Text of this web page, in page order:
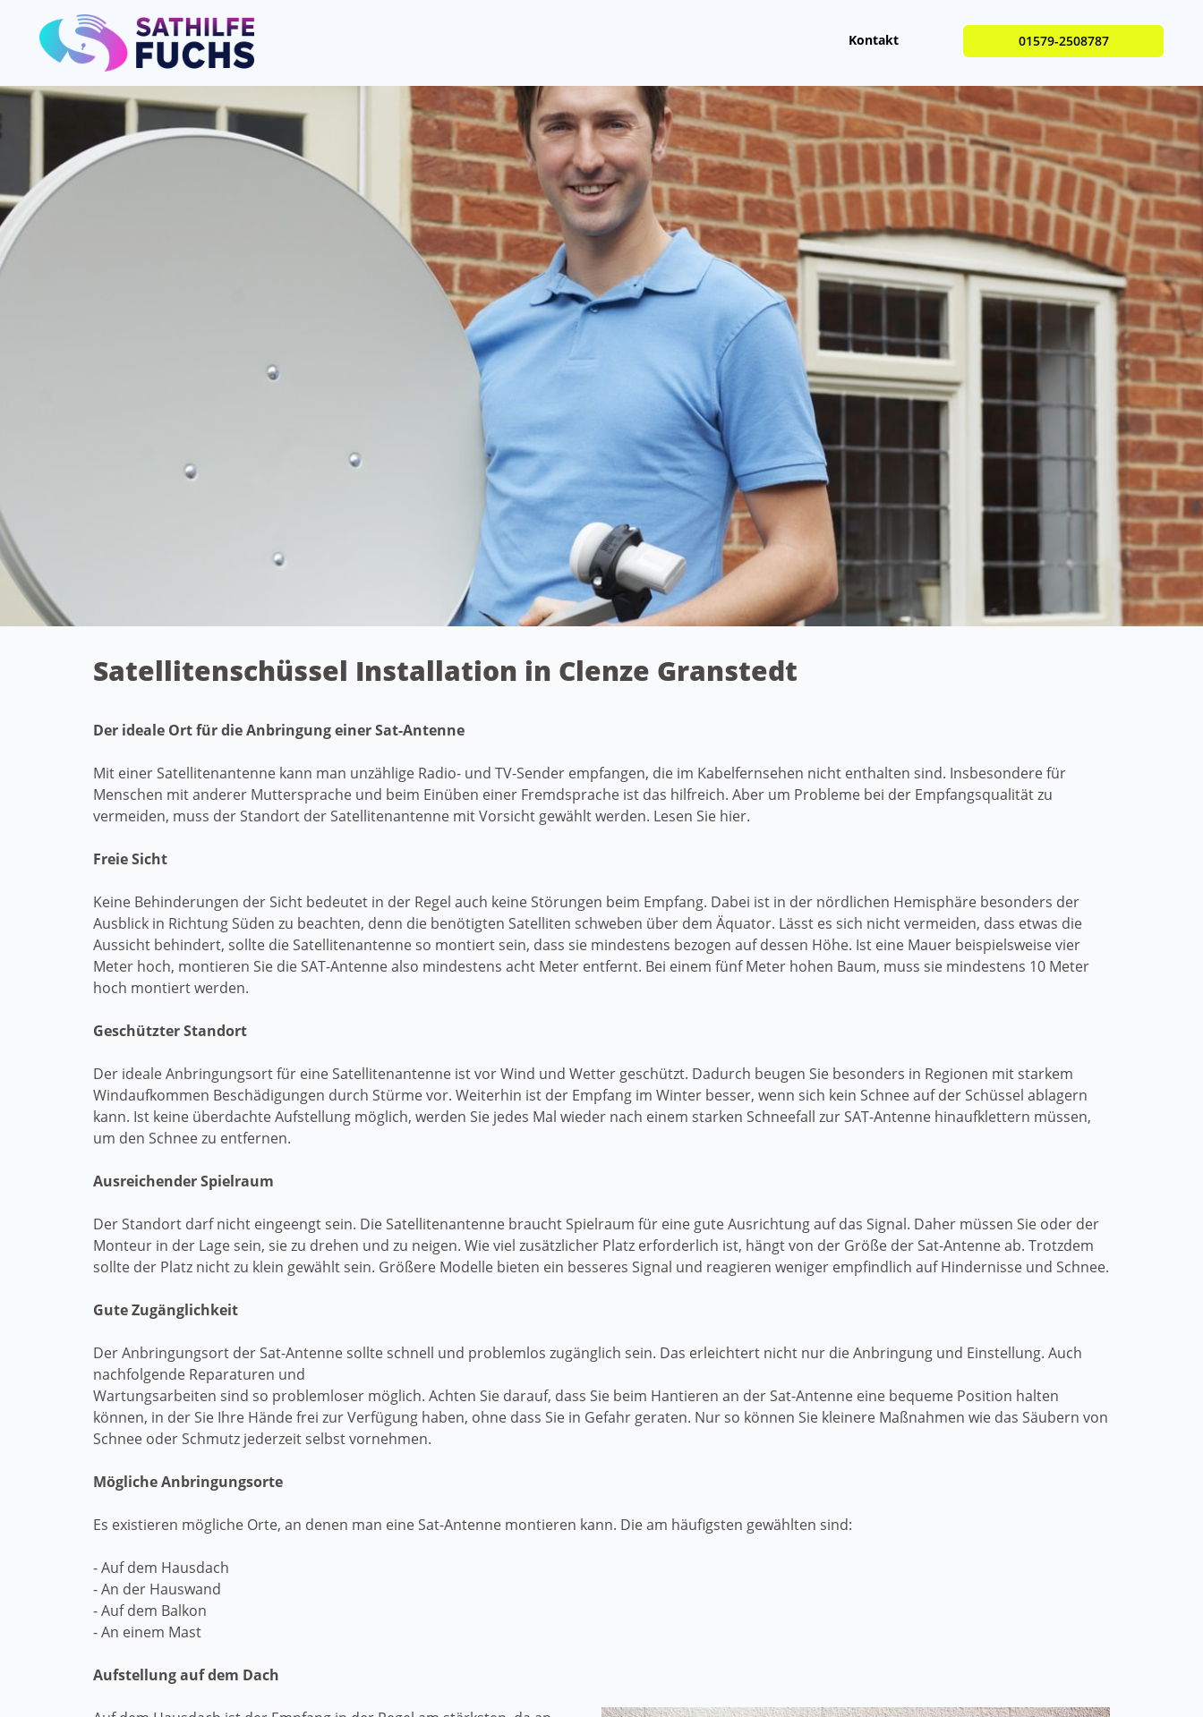
Kontakt 01579-2508787
Satellitenschüssel Installation in Clenze Granstedt
Der ideale Ort für die Anbringung einer Sat-Antenne
Mit einer Satellitenantenne kann man unzählige Radio- und TV-Sender empfangen, die im Kabelfernsehen nicht enthalten sind. Insbesondere für
Menschen mit anderer Muttersprache und beim Einüben einer Fremdsprache ist das hilfreich. Aber um Probleme bei der Empfangsqualität zu
vermeiden, muss der Standort der Satellitenantenne mit Vorsicht gewählt werden. Lesen Sie hier.
Freie Sicht
Keine Behinderungen der Sicht bedeutet in der Regel auch keine Störungen beim Empfang. Dabei ist in der nördlichen Hemisphäre besonders der
Ausblick in Richtung Süden zu beachten, denn die benötigten Satelliten schweben über dem Äquator. Lässt es sich nicht vermeiden, dass etwas die
Aussicht behindert, sollte die Satellitenantenne so montiert sein, dass sie mindestens bezogen auf dessen Höhe. Ist eine Mauer beispielsweise vier
Meter hoch, montieren Sie die SAT-Antenne also mindestens acht Meter entfernt. Bei einem fünf Meter hohen Baum, muss sie mindestens 10 Meter
hoch montiert werden.
Geschützter Standort
Der ideale Anbringungsort für eine Satellitenantenne ist vor Wind und Wetter geschützt. Dadurch beugen Sie besonders in Regionen mit starkem
Windaufkommen Beschädigungen durch Stürme vor. Weiterhin ist der Empfang im Winter besser, wenn sich kein Schnee auf der Schüssel ablagern
kann. Ist keine überdachte Aufstellung möglich, werden Sie jedes Mal wieder nach einem starken Schneefall zur SAT-Antenne hinaufklettern müssen,
um den Schnee zu entfernen.
Ausreichender Spielraum
Der Standort darf nicht eingeengt sein. Die Satellitenantenne braucht Spielraum für eine gute Ausrichtung auf das Signal. Daher müssen Sie oder der
Monteur in der Lage sein, sie zu drehen und zu neigen. Wie viel zusätzlicher Platz erforderlich ist, hängt von der Größe der Sat-Antenne ab. Trotzdem
sollte der Platz nicht zu klein gewählt sein. Größere Modelle bieten ein besseres Signal und reagieren weniger empfindlich auf Hindernisse und Schnee.
Gute Zugänglichkeit
Der Anbringungsort der Sat-Antenne sollte schnell und problemlos zugänglich sein. Das erleichtert nicht nur die Anbringung und Einstellung. Auch
nachfolgende Reparaturen und
Wartungsarbeiten sind so problemloser möglich. Achten Sie darauf, dass Sie beim Hantieren an der Sat-Antenne eine bequeme Position halten
können, in der Sie Ihre Hände frei zur Verfügung haben, ohne dass Sie in Gefahr geraten. Nur so können Sie kleinere Maßnahmen wie das Säubern von
Schnee oder Schmutz jederzeit selbst vornehmen.
Mögliche Anbringungsorte
Es existieren mögliche Orte, an denen man eine Sat-Antenne montieren kann. Die am häufigsten gewählten sind:
- Auf dem Hausdach
- An der Hauswand
- Auf dem Balkon
- An einem Mast
Aufstellung auf dem Dach